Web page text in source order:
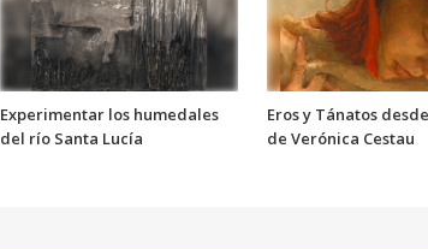
Experimentar los humedales
del río Santa Lucía
Eros y Tánatos
de Verónica Cestau